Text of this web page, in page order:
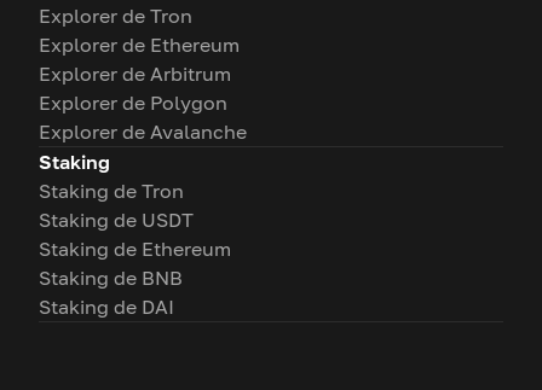
Explorer de Tron
Explorer de Ethereum
Explorer de Arbitrum
Explorer de Polygon
Explorer de Avalanche
Staking
Staking de Tron
Staking de USDT
Staking de Ethereum
Staking de BNB
Staking de DAI